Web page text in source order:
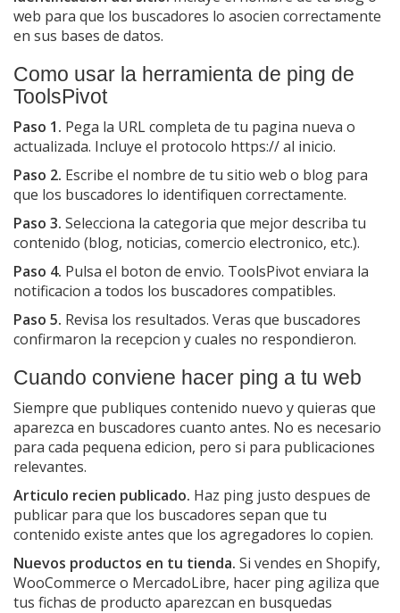
web para que los buscadores lo asocien correctamente
en sus bases de datos.
Como usar la herramienta de ping de
ToolsPivot
Paso 1. Pega la URL completa de tu pagina nueva o
actualizada. Incluye el protocolo https:// al inicio.
Paso 2. Escribe el nombre de tu sitio web o blog para
que los buscadores lo identifiquen correctamente.
Paso 3. Selecciona la categoria que mejor describa tu
contenido (blog, noticias, comercio electronico, etc.).
Paso 4. Pulsa el boton de envio. ToolsPivot enviara la
notificacion a todos los buscadores compatibles.
Paso 5. Revisa los resultados. Veras que buscadores
confirmaron la recepcion y cuales no respondieron.
Cuando conviene hacer ping a tu web
Siempre que publiques contenido nuevo y quieras que
aparezca en buscadores cuanto antes. No es necesario
para cada pequena edicion, pero si para publicaciones
relevantes.
Articulo recien publicado. Haz ping justo despues de
publicar para que los buscadores sepan que tu
contenido existe antes que los agregadores lo copien.
Nuevos productos en tu tienda. Si vendes en Shopify,
WooCommerce o MercadoLibre, hacer ping agiliza que
tus fichas de producto aparezcan en busquedas